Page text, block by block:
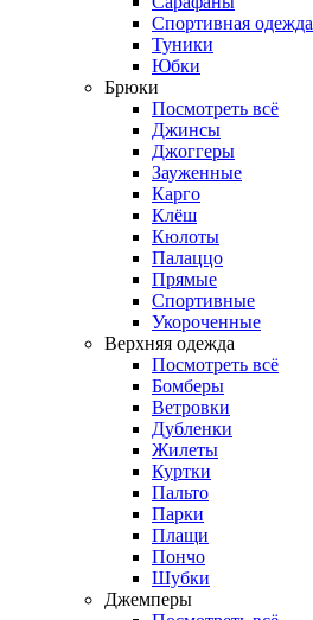
Спортивная одежда
Туники
Юбки
Брюки
Посмотреть всё
Джинсы
Джоггеры
Зауженные
Карго
Клёш
Кюлоты
Палаццо
Прямые
Спортивные
Укороченные
Верхняя одежда
Посмотреть всё
Бомберы
Ветровки
Дубленки
Жилеты
Куртки
Пальто
Парки
Плащи
Пончо
Шубки
Джемперы